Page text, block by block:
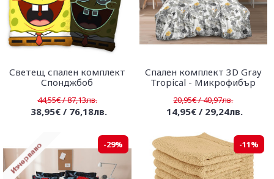
Светещ спален комплект
Спонджбоб
44,55€ / 87,13лв.
38,95€ / 76,18лв.
Спален комплект 3D Gray
Tropical - Mикрофибър
20,95€ / 40,97лв.
14,95€ / 29,24лв.
-29% -11%